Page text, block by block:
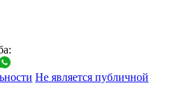
Не является публичной